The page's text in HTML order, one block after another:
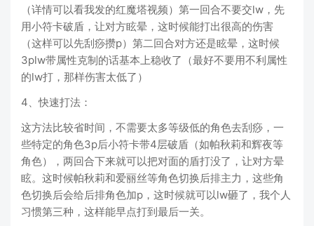
（详情可以看我发的红魔塔视频）第一回合不要交lw，先
用小符卡破盾，让对方眩晕，这时候能打出很高的伤害
（这样可以先刮痧攒p）第二回合对方还是眩晕，这时候
3plw带属性克制的话基本上稳收了（最好不要用不利属性
的lw打，那样伤害太低了）
4、快速打法：
这方法比较省时间，不需要太多等级低的角色去刮痧，一
些特定的角色3p后小符卡带4层破盾（如帕秋莉和辉夜等
角色），两回合下来就可以把对面的盾打没了，让对方晕
眩。这时候帕秋莉和爱丽丝等角色切换后排主力，这些角
色切换后会给后排角色加p，这时候就可以lw砸了，我个人
习惯第三种，这样能早点打到最后一关。